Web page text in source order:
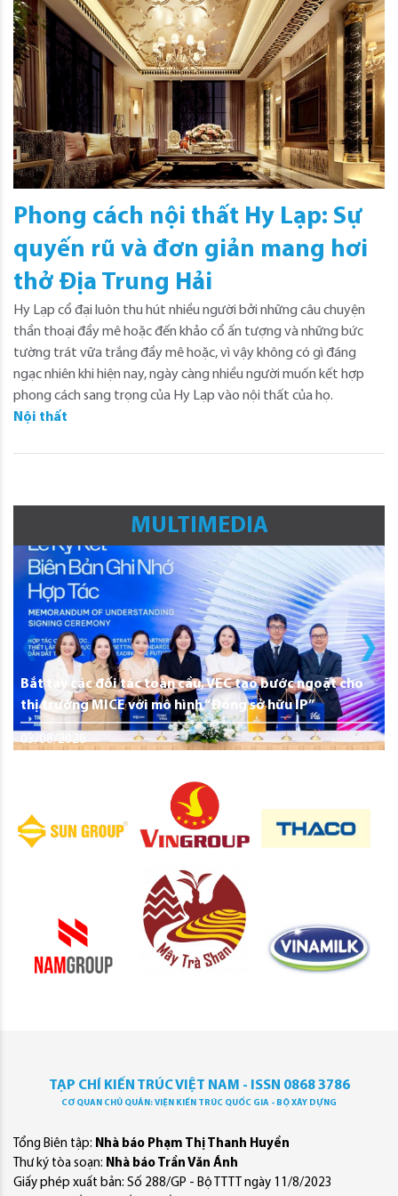
Phong cách nội thất Hy Lạp: Sự
quyến rũ và đơn giản mang hơi
thở Địa Trung Hải
Hy Lạp cổ đại luôn thu hút nhiều người bởi những câu chuyện
thần thoại đầy mê hoặc đến khảo cổ ấn tượng và những bức
tường trát vữa trắng đầy mê hoặc, vì vậy không có gì đáng
ngạc nhiên khi hiện nay, ngày càng nhiều người muốn kết hợp
phong cách sang trọng của Hy Lạp vào nội thất của họ.
Nội thất
MULTIMEDIA
Bắt tay các đối tác toàn cầu, VEC tạo bước ngoặt cho
thị trường MICE với mô hình “Đồng sở hữu IP”
03/08/2026
TẠP CHÍ KIẾN TRÚC VIỆT NAM - ISSN 0868 3786
CƠ QUAN CHỦ QUẢN: VIỆN KIẾN TRÚC QUỐC GIA - BỘ XÂY DỰNG
Tổng Biên tập: Nhà báo Phạm Thị Thanh Huyền
Thư ký tòa soạn: Nhà báo Trần Văn Ánh
Giấy phép xuất bản: Số 288/GP - Bộ TTTT ngày 11/8/2023